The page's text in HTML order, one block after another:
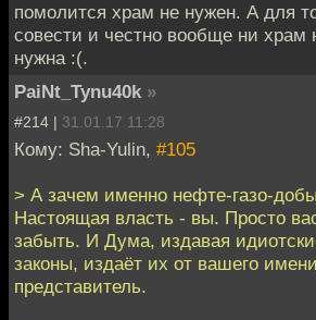
помолится храм не нужен. А для
совести и честно вообще ни храм
нужна :(.
PaiNt_Tynu40k »
#214 | 31.01.17 11:28
Кому: Sha-Yulin, #105
> А зачем именно нефте-газо-
Настоящая власть - вы. Просто
забыть. И Дума, издавая
законы, издаёт их от вашего
представитель.